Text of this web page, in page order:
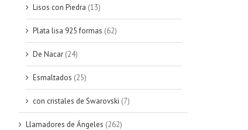
Lisos con Piedra (13)
Plata lisa 925 formas (62)
De Nacar (24)
Esmaltados (25)
con cristales de Swarovski (7)
Llamadores de Ángeles (262)